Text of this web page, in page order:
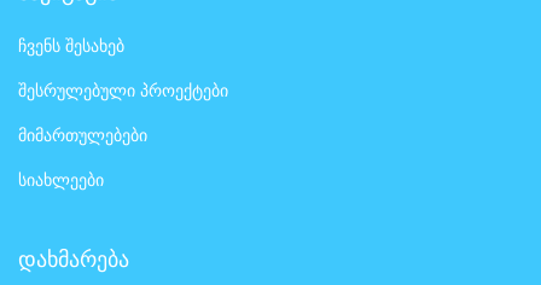
ჩვენს შესახებ
შესრულებული პროექტები
მიმართულებები
სიახლეები
დახმარება